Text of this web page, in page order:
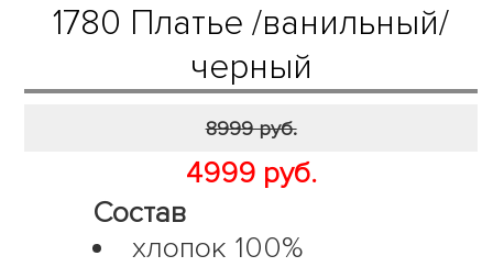
1780 Платье /ванильный/
черный
8999 руб.
4999 руб.
Состав
хлопок 100%